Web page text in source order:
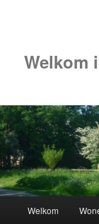
Welkom
Spring
Welkom